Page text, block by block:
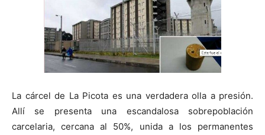
La cárcel de La Picota es una verdadera olla a presión.
Allí se presenta una escandalosa sobrepoblación
carcelaria, cercana al 50%, unida a los permanentes